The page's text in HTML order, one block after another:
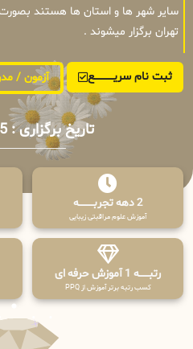
تهران برگزار میشوند .
ثبت نام سریــــــــــــع آزمون /
تاریخ برگزاری : 1405/05/15
2 دهه تجربـــــــــه
آموزش علوم مراقبتی زیبایی
رتبــــــه 1 آموزش حرفه ای
کسب رتبه برتر آموزش از PPQ